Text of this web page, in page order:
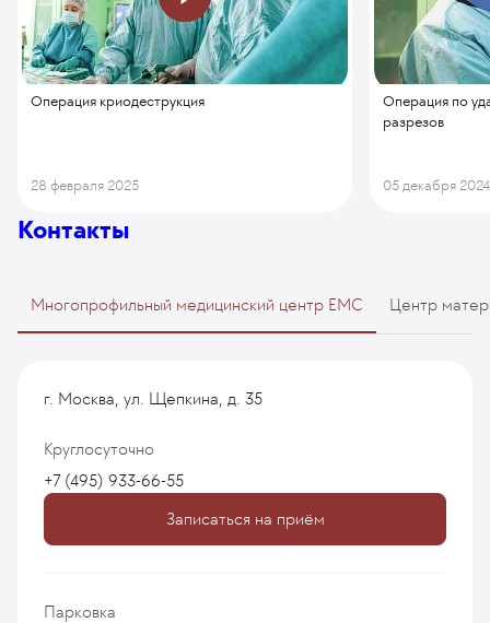
Операция криодеструкция
28 февраля 2025
Операция по
разрезов
05 декабря 2024
Контакты
Многопрофильный медицинский центр EMC Центр
г. Москва, ул. Щепкина, д. 35
Круглосуточно
+7 (495) 933-66-55
Записаться на приём
Парковка